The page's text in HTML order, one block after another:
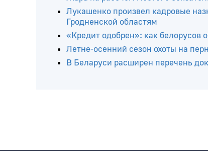
Читайте ещё
Жара на рабочем месте: 6
Лукашенко произвел кадровые
Гродненской областям